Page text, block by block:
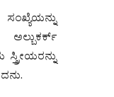
ಅಲ್ಬುಕರ್ಕ್